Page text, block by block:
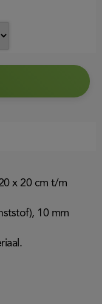
x 20 cm t/m
10 mm